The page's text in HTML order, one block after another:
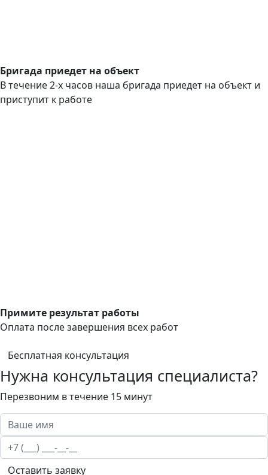
Бригада приедет на объект
В течение 2-х часов наша бригада приедет на объект и
приступит к работе
Примите результат работы
Оплата после завершения всех работ
Бесплатная консультация
Нужна консультация специалиста?
Перезвоним в течение 15 минут
Оставить заявку